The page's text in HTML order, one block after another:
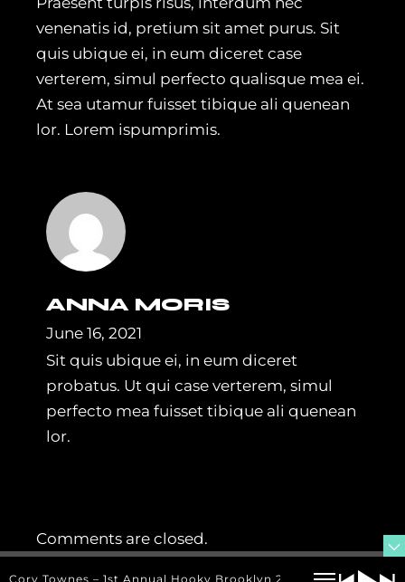
venenatis id, pretium sit amet purus. Sit
quis ubique ei, in eum diceret case
verterem, simul perfecto qualisque mea ei.
At sea utamur fuisset tibique ali quenean
lor. Lorem ispumprimis.
ANNA MORIS
June 16, 2021
Sit quis ubique ei, in eum diceret
probatus. Ut qui case verterem, simul
perfecto mea fuisset tibique ali quenean
lor.
Comments are closed.
Cory Townes – 1st Annual Hooky Brooklyn 24 Official Mix